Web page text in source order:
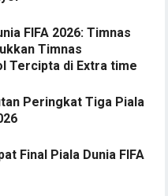
FIFA 2026: Timnas
Timnas
Tercipta di Extra time
Peringkat Tiga Piala
Final Piala Dunia FIFA